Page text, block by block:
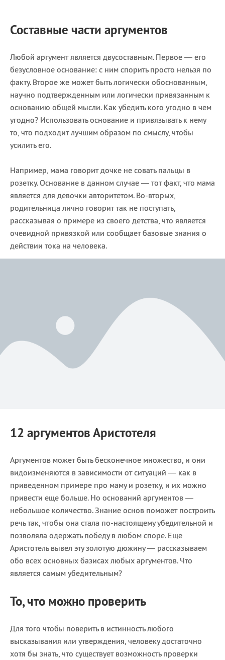
Составные части аргументов
Любой аргумент является двусоставным. Первое — его
безусловное основание: с ним спорить просто нельзя по
факту. Второе же может быть логически обоснованным,
научно подтвержденным или логически привязанным к
основанию общей мысли. Как убедить кого угодно в чем
угодно? Использовать основание и привязывать к нему
то, что подходит лучшим образом по смыслу, чтобы
усилить его.
Например, мама говорит дочке не совать пальцы в
розетку. Основание в данном случае — тот факт, что мама
является для девочки авторитетом. Во-вторых,
родительница лично говорит так не поступать,
рассказывая о примере из своего детства, что является
очевидной привязкой или сообщает базовые знания о
действии тока на человека.
12 аргументов Аристотеля
Аргументов может быть бесконечное множество, и они
видоизменяются в зависимости от ситуаций — как в
приведенном примере про маму и розетку, и их можно
привести еще больше. Но оснований аргументов —
небольшое количество. Знание основ поможет построить
речь так, чтобы она стала по-настоящему убедительной и
позволяла одержать победу в любом споре. Еще
Аристотель вывел эту золотую дюжину — рассказываем
обо всех основных базисах любых аргументов. Что
является самым убедительным?
То, что можно проверить
Для того чтобы поверить в истинность любого
высказывания или утверждения, человеку достаточно
хотя бы знать, что существует возможность проверки